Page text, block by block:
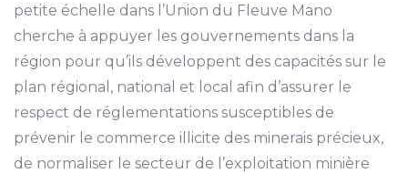
petite échelle dans l’Union du Fleuve Mano
cherche à appuyer les gouvernements dans la
région pour qu’ils développent des capacités sur le
plan régional, national et local afin d’assurer le
respect de réglementations susceptibles de
prévenir le commerce illicite des minerais précieux,
de normaliser le secteur de l’exploitation minière